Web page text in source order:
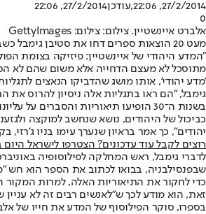
27/2/2014, 22:06
,עודכן27/2/2014, 22:06
0
אלברט איינשטיין. צילום: צילום: GettyImages
מעט 20 הוצאות ספרים דחו את סטיבן
״המדע היהודי של איינשטיין: פיזיקה בצומת
מתוסכל לא מעצם הדחייה אלא משום שהם לא
'מדע יהודי', אותו מושג שהדביקו הנאצים
גימבל, "הם ראו בתגליות אלה ניסיון להרוס את
בשנות ה־30 הופיעו תיאוריות והסברים על
כביכול של היהודים, נושא שנחשב למוקצה
יהודים", כך אמר בראיון שנערך עימו בניו ג'רזי,
רוצים לקבל עוד עדכונים? הצטרפו לישראל היום
לדברי גימבל, ראש המחלקה לפילוסופיה
שבפנסילבניה, בבואו לכתוב את הספר הוא חש
כדי לחקור את התיאוריות האלה, למרות
זאת, הוא מודע לכך ש"לאנשים רבים זה לא עניין
בספרו, סוקר הפילוסוף של המדע את חייו של